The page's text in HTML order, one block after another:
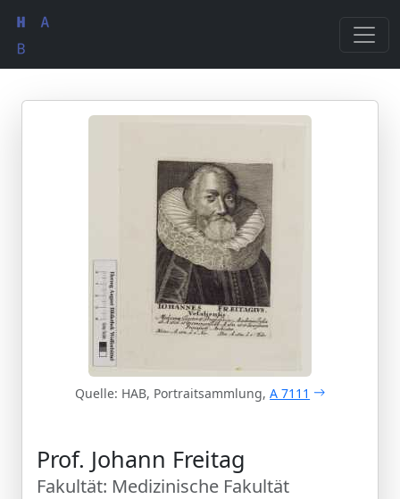
Quelle: HAB, Portraitsammlung,A 7111
Prof. Johann Freitag
Fakultät: Medizinische Fakultät